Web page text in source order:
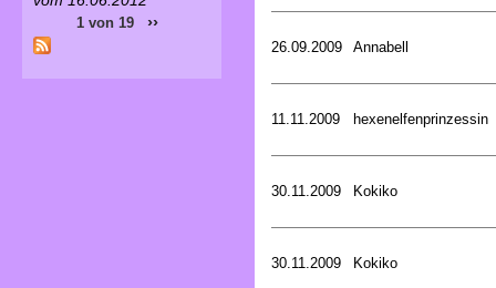
26.09.2009 Annabell
11.11.2009 hexenelfenprinzessin
30.11.2009 Kokiko
30.11.2009 Kokiko
1 von 19 ››